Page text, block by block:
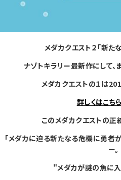
メダカクエスト２「新た
ナゾトキラリー最新作にして、
メダカクエストの１は
詳しくはこち
このメダカクエストの正
「メダカに迫る新たなる危機に勇者
ー。
"メダカが謎の魚に